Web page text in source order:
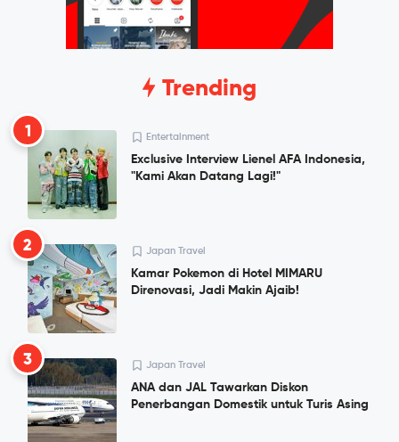
Trending
1 Entertainment
Exclusive Interview Lienel AFA Indonesia,
"Kami Akan Datang Lagi!"
2 Japan Travel
Kamar Pokemon di Hotel MIMARU
Direnovasi, Jadi Makin Ajaib!
3 Japan Travel
ANA dan JAL Tawarkan Diskon
Penerbangan Domestik untuk Turis Asing